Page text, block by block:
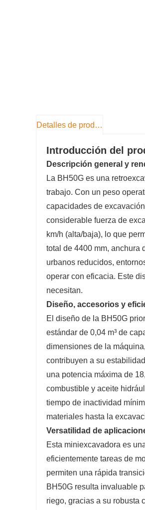
Detalles de producto
Introducción del
Descripción general y
La BH50G es una
trabajo. Con un peso
capacidades de
considerable fuerza de
km/h (alta/baja), lo que
total de 4400 mm, anchura
urbanos reducidos,
operar con eficacia. Este
necesitan.
Diseño, accesorios y
El diseño de la BH50G
estándar de 0,04 m³ de
dimensiones de la
contribuyen a su
una potencia máxima de
combustible y aceite
tiempo de inactividad
materiales hasta la
Versatilidad de
Esta miniexcavadora es
eficientemente tareas de
permiten una rápida
BH50G resulta invaluable
riego, gracias a su robusta